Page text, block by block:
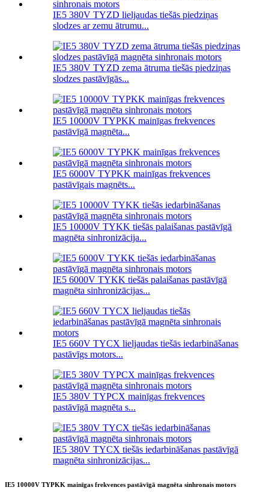
IE5 380V TYZD lieljaudas tiešās piedziņas
slodzes ar zemu ātrumu...
IE5 380V TYZD zema ātruma tiešās piedziņas
slodzes pastāvīgās...
IE5 10000V TYPKK mainīgas frekvences
pastāvīgā magnēta...
IE5 6000V TYPKK mainīgas frekvences
pastāvīgais magnēts...
IE5 10000V TYKK tiešās palaišanas pastāvīgā
magnēta sinhronizācija...
IE5 6000V TYKK tiešās palaišanas pastāvīgā
magnēta sinhronizācijas...
IE5 660V TYCX lieljaudas tiešās iedarbināšanas
pastāvīgs motors...
IE5 380V TYPCX mainīgas frekvences
pastāvīgā magnēta s...
IE5 380V TYCX tiešās iedarbināšanas pastāvīgā
magnēta sinhronizācijas...
IE5 10000V TYPKK mainīgas frekvences pastāvīgā magnēta sinhronais motors